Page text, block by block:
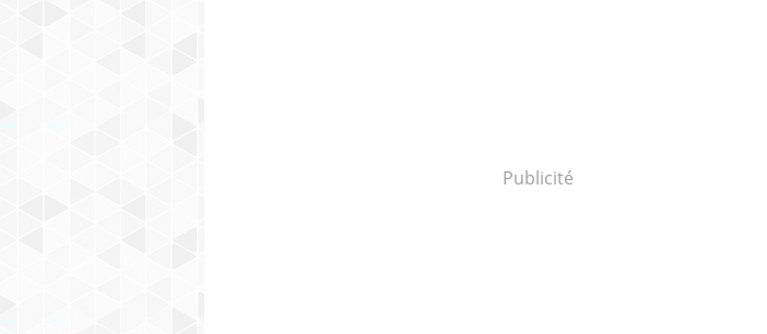
Publicité